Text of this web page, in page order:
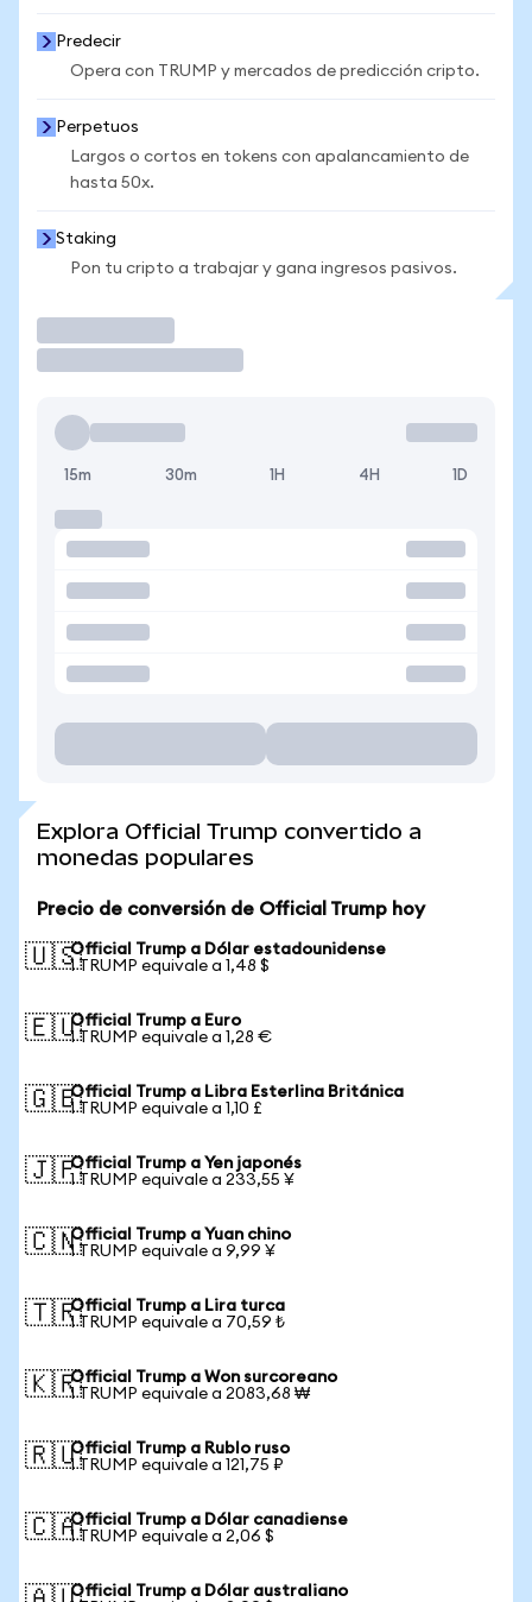
Predecir
Opera con TRUMP y mercados de predicción cripto.
Perpetuos
Largos o cortos en tokens con apalancamiento de
hasta 50x.
Staking
Pon tu cripto a trabajar y gana ingresos pasivos.
15m 30m 1H 4H 1D
Explora Official Trump convertido a
monedas populares
Precio de conversión de Official Trump hoy
🇺🇸Official Trump a Dólar estadounidense
1 TRUMP equivale a 1,48 $
🇪🇺Official Trump a Euro
1 TRUMP equivale a 1,28 €
🇬🇧Official Trump a Libra Esterlina Británica
1 TRUMP equivale a 1,10 £
🇯🇵Official Trump a Yen japonés
1 TRUMP equivale a 233,55 ¥
🇨🇳Official Trump a Yuan chino
1 TRUMP equivale a 9,99 ¥
🇹🇷Official Trump a Lira turca
1 TRUMP equivale a 70,59 ₺
🇰🇷Official Trump a Won surcoreano
1 TRUMP equivale a 2083,68 ₩
🇷🇺Official Trump a Rublo ruso
1 TRUMP equivale a 121,75 ₽
🇨🇦Official Trump a Dólar canadiense
1 TRUMP equivale a 2,06 $
Official Trump a Dólar australiano